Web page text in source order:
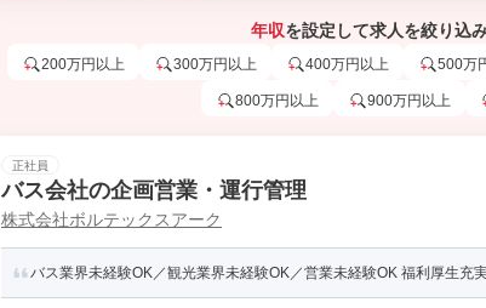
年収を設定して求人を絞り込
200万円以上 300万円以上 400万円以上 500万
800万円以上 900万円以上
正社員
バス会社の企画営業・運行管理
株式会社ボルテックスアーク
バス業界未経験OK／観光業界未経験OK／営業未経験OK 福利厚生充